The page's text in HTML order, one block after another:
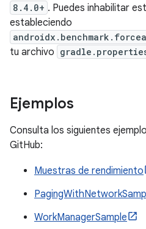
8.4.0+ . Puedes inhabilitar
estableciendo
tu archivo
Ejemplos
Consulta los siguientes
GitHub:
Muestras de rendimiento
WorkManagerSample